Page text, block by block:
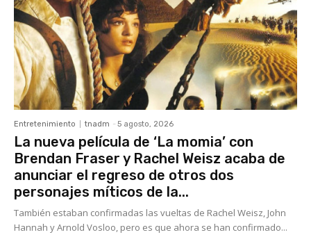
Entretenimiento tnadm - 5 agosto, 2026
La nueva película de ‘La momia’ con
Brendan Fraser y Rachel Weisz acaba de
anunciar el regreso de otros dos
personajes míticos de la...
También estaban confirmadas las vueltas de Rachel Weisz, John
Hannah y Arnold Vosloo, pero es que ahora se han confirmado...